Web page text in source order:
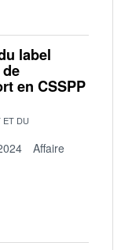
label
en CSSPP
ET DU
Affaire